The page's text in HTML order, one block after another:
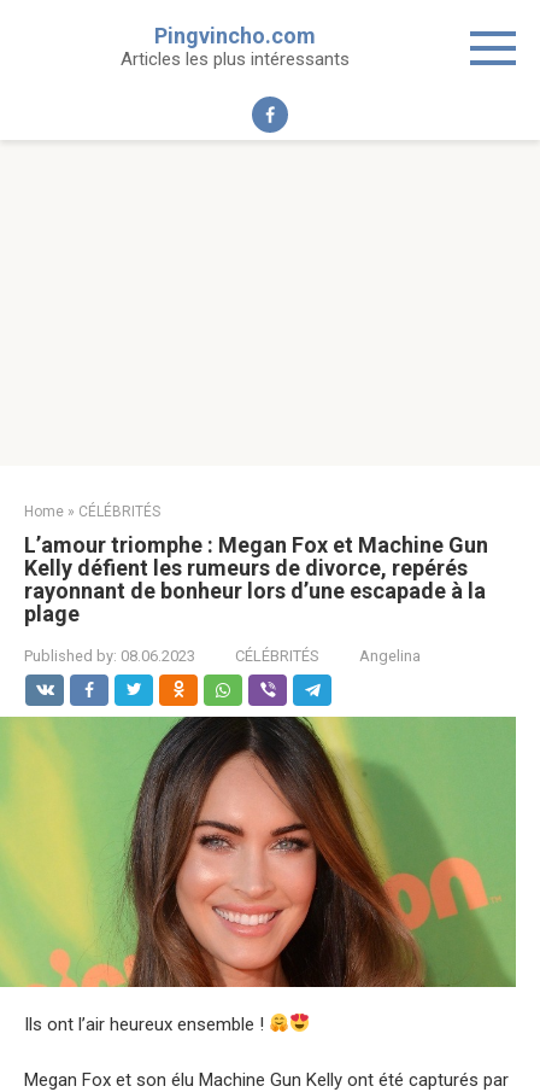
Pingvincho.com
Articles les plus intéressants
Home » CÉLÉBRITÉS
L’amour triomphe : Megan Fox et Machine Gun
Kelly défient les rumeurs de divorce, repérés
rayonnant de bonheur lors d’une escapade à la
plage
Published by: 08.06.2023 CÉLÉBRITÉS Angelina
Ils ont l’air heureux ensemble !
Megan Fox et son élu Machine Gun Kelly ont été capturés par